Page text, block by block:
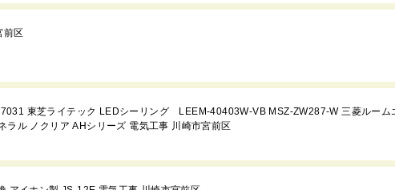
前区
東芝ライテック LEDシーリング LEEM-40403W-VB MSZ-ZW287-W 三菱ルーム
ラル ノクリア AHシリーズ 電気工事 川崎市宮前区